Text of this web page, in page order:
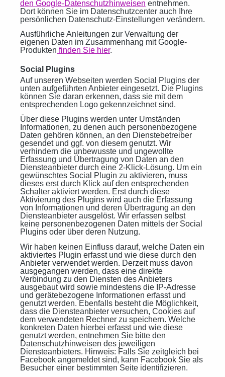
den Google-Datenschutzhinweisen entnehmen.
Dort können Sie im Datenschutzcenter auch Ihre
persönlichen Datenschutz-Einstellungen verändern.
Ausführliche Anleitungen zur Verwaltung der
eigenen Daten im Zusammenhang mit Google-
Produkten finden Sie hier.
Social Plugins
Auf unseren Webseiten werden Social Plugins der
unten aufgeführten Anbieter eingesetzt. Die Plugins
können Sie daran erkennen, dass sie mit dem
entsprechenden Logo gekennzeichnet sind.
Über diese Plugins werden unter Umständen
Informationen, zu denen auch personenbezogene
Daten gehören können, an den Dienstebetreiber
gesendet und ggf. von diesem genutzt. Wir
verhindern die unbewusste und ungewollte
Erfassung und Übertragung von Daten an den
Diensteanbieter durch eine 2-Klick-Lösung. Um ein
gewünschtes Social Plugin zu aktivieren, muss
dieses erst durch Klick auf den entsprechenden
Schalter aktiviert werden. Erst durch diese
Aktivierung des Plugins wird auch die Erfassung
von Informationen und deren Übertragung an den
Diensteanbieter ausgelöst. Wir erfassen selbst
keine personenbezogenen Daten mittels der Social
Plugins oder über deren Nutzung.
Wir haben keinen Einfluss darauf, welche Daten ein
aktiviertes Plugin erfasst und wie diese durch den
Anbieter verwendet werden. Derzeit muss davon
ausgegangen werden, dass eine direkte
Verbindung zu den Diensten des Anbieters
ausgebaut wird sowie mindestens die IP-Adresse
und gerätebezogene Informationen erfasst und
genutzt werden. Ebenfalls besteht die Möglichkeit,
dass die Diensteanbieter versuchen, Cookies auf
dem verwendeten Rechner zu speichern. Welche
konkreten Daten hierbei erfasst und wie diese
genutzt werden, entnehmen Sie bitte den
Datenschutzhinweisen des jeweiligen
Diensteanbieters. Hinweis: Falls Sie zeitgleich bei
Facebook angemeldet sind, kann Facebook Sie als
Besucher einer bestimmten Seite identifizieren.